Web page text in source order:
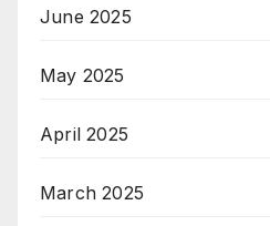
June 2025
May 2025
April 2025
March 2025